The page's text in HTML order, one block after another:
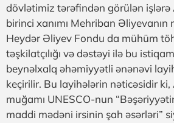
dövlətimiz tərəfindən görülən işlərə
birinci xanımı Mehriban Əliyevanın
Heydər Əliyev Fondu da mühüm
təşkilatçılığı və dəstəyi ilə bu
beynəlxalq əhəmiyyətli ənənəvi
keçirilir. Bu layihələrin nəticəsidir
muğamı UNESCO-nun
maddi mədəni irsinin şah əsərləri”